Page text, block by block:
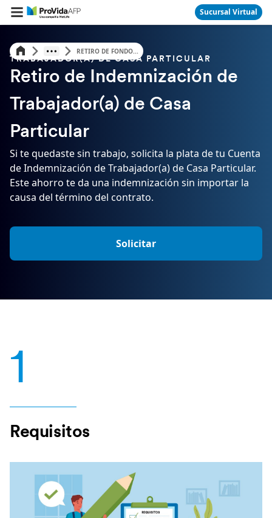
Sucursal Virtual
RETIRO DE FONDO...
TRABAJADOR(A) DE CASA PARTICULAR
Retiro de Indemnización de
Trabajador(a) de Casa
Particular
Si te quedaste sin trabajo, solicita la plata de tu Cuenta
de Indemnización de Trabajador(a) de Casa Particular.
Este ahorro te da una indemnización sin importar la
causa del término del contrato.
Solicitar
1
Requisitos